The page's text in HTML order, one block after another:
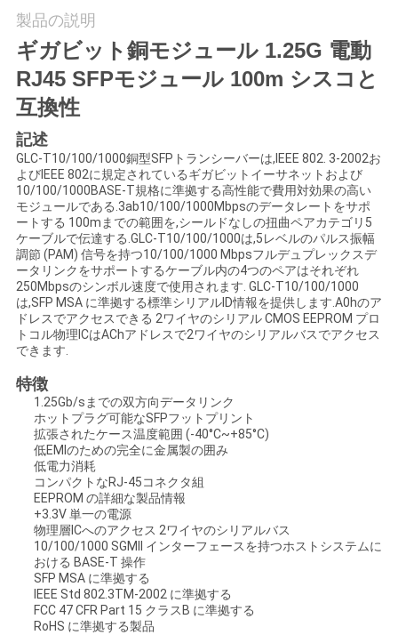
絡
し
な
さ
い
ニ
ュ
ー
ス
製品の説明
ギガビット銅モジュール 1.25G 電動
RJ45 SFPモジュール 100m シスコと
互換性
記述
GLC-T10/100/1000銅型SFPトランシーバーは,IEEE 802. 3-2002お
よびIEEE 802に規定されているギガビットイーサネットおよび
10/100/1000BASE-T規格に準拠する高性能で費用対効果の高い
モジュールである.3ab10/100/1000Mbpsのデータレートをサポ
ートする 100mまでの範囲を,シールドなしの扭曲ペアカテゴリ5
ケーブルで伝達する.GLC-T10/100/1000は,5レベルのパルス振幅
調節 (PAM) 信号を持つ10/100/1000 Mbpsフルデュプレックスデ
ータリンクをサポートするケーブル内の4つのペアはそれぞれ
250Mbpsのシンボル速度で使用されます. GLC-T10/100/1000
は,SFP MSA に準拠する標準シリアルID情報を提供します.A0hのア
ドレスでアクセスできる 2ワイヤのシリアル CMOS EEPROM プロ
トコル物理ICはAChアドレスで2ワイヤのシリアルバスでアクセス
できます.
特徴
1.25Gb/sまでの双方向データリンク
ホットプラグ可能なSFPフットプリント
拡張されたケース温度範囲 (-40°C~+85°C)
低EMIのための完全に金属製の囲み
低電力消耗
コンパクトなRJ-45コネクタ組
EEPROM の詳細な製品情報
+3.3V 単一の電源
物理層ICへのアクセス 2ワイヤのシリアルバス
10/100/1000 SGMII インターフェースを持つホストシステムに
おける BASE-T 操作
SFP MSA に準拠する
IEEE Std 802.3TM-2002 に準拠する
FCC 47 CFR Part 15 クラスB に準拠する
RoHS に準拠する製品